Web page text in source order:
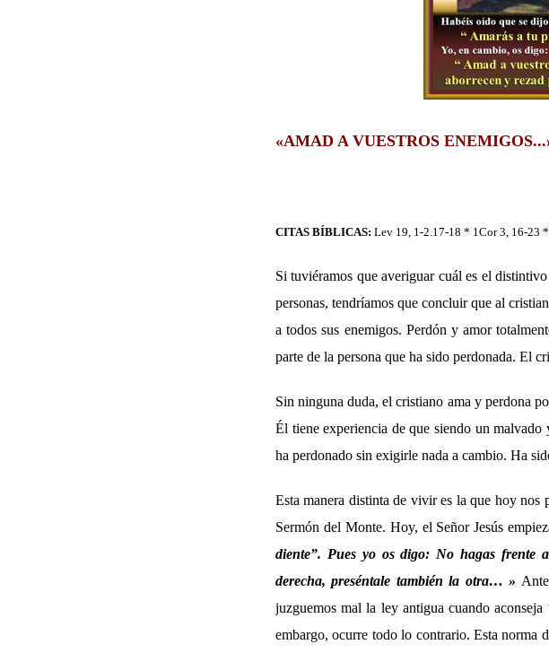
«AMAD A VUESTROS
CITAS BÍBLICAS: Lev 19, 1-2.17-18 * 1Cor 3, 16-23
Si tuviéramos que averiguar cuál es el
personas, tendríamos que concluir que al
a todos sus enemigos. Perdón y amor
parte de la persona que ha sido perdonada. El
Sin ninguna duda, el cristiano ama y perdona
Él tiene experiencia de que siendo un
ha perdonado sin exigirle nada a cambio. Ha
Esta manera distinta de vivir es la que hoy nos
Sermón del Monte. Hoy, el Señor Jesús
diente”. Pues yo os digo: No hagas
derecha, preséntale también la otra… »
juzguemos mal la ley antigua cuando
embargo, ocurre todo lo contrario. Esta norma